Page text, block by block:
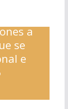
a
se
e